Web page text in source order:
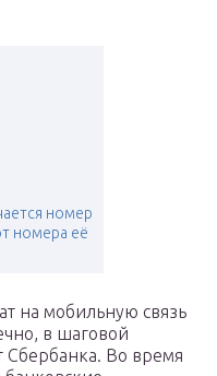
номер
номера её
на мобильную связь
в шаговой
Сбербанка. Во время